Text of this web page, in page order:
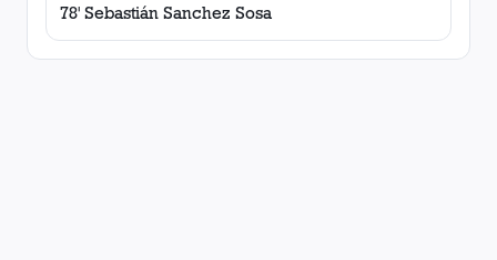
78' Sebastián Sanchez Sosa